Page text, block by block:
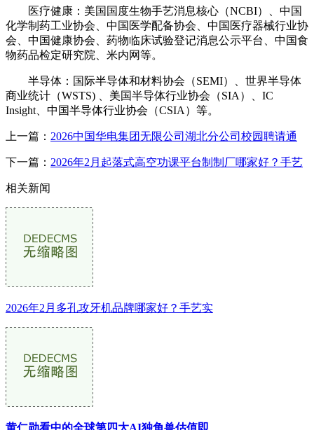
医疗健康：美国国度生物手艺消息核心（NCBI）、中国
化学制药工业协会、中国医学配备协会、中国医疗器械行业协
会、中国健康协会、药物临床试验登记消息公示平台、中国食
物药品检定研究院、米内网等。
半导体：国际半导体和材料协会（SEMI）、世界半导体
商业统计（WSTS) 、美国半导体行业协会（SIA）、IC
Insight、中国半导体行业协会（CSIA）等。
上一篇： 2026中国华电集团无限公司湖北分公司校园聘请通
下一篇： 2026年2月起落式高空功课平台制制厂哪家好？手艺
相关新闻
2026年2月多孔攻牙机品牌哪家好？手艺实
黄仁勋看中的全球第四大AI独角兽估值即